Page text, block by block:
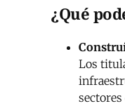
¿Qué
Los